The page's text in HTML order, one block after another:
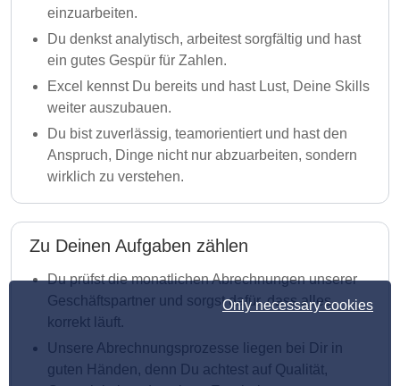
Only necessary cookies
einzuarbeiten.
Du denkst analytisch, arbeitest sorgfältig und hast
ein gutes Gespür für Zahlen.
Excel kennst Du bereits und hast Lust, Deine Skills
weiter auszubauen.
Du bist zuverlässig, teamorientiert und hast den
Anspruch, Dinge nicht nur abzuarbeiten, sondern
wirklich zu verstehen.
Zu Deinen Aufgaben zählen
Du prüfst die monatlichen Abrechnungen unserer
Geschäftspartner und sorgst dafür, dass alles
korrekt läuft.
Unsere Abrechnungsprozesse liegen bei Dir in
guten Händen, denn Du achtest auf Qualität,